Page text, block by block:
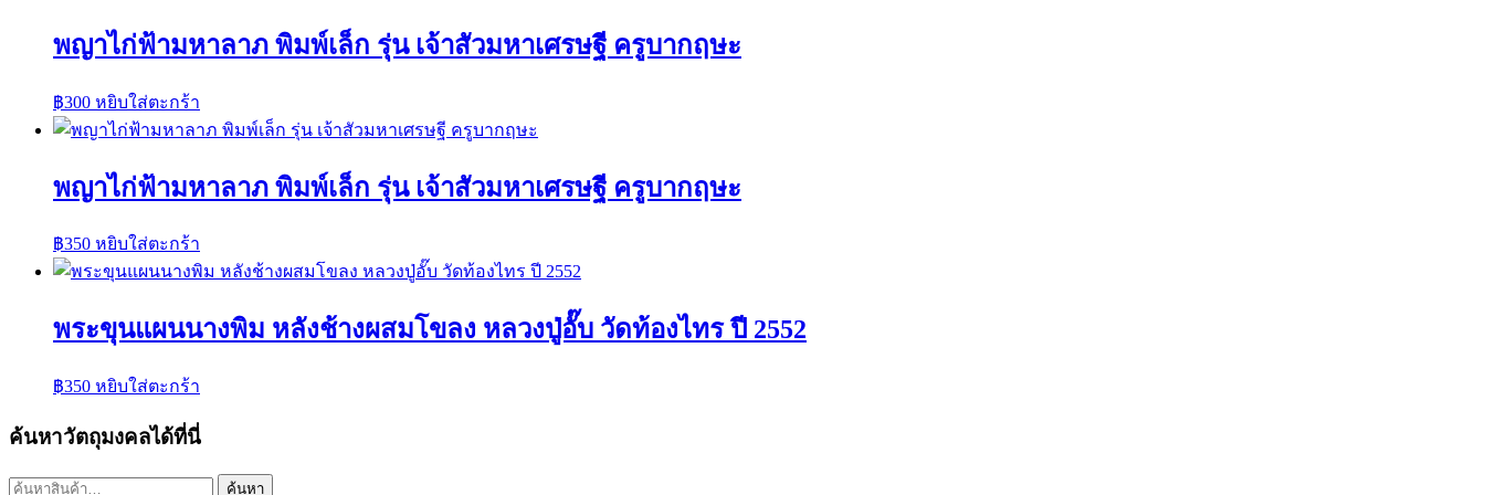
พญาไก่ฟ้ามหาลาภ พิมพ์เล็ก รุ่น เจ้าสัวมหาเศรษฐี ครูบากฤษะ
฿300 หยิบใส่ตะกร้า
พญาไก่ฟ้ามหาลาภ พิมพ์เล็ก รุ่น เจ้าสัวมหาเศรษฐี ครูบากฤษะ
฿350 หยิบใส่ตะกร้า
พระขุนแผนนางพิม หลังช้างผสมโขลง หลวงปู่อั๊บ วัดท้องไทร ปี 2552
฿350 หยิบใส่ตะกร้า
ค้นหาวัตถุมงคลได้ที่นี่
ค้นหา: ค้นหา